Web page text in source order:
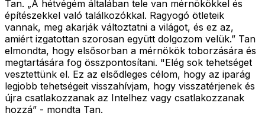
Tan. „A hétvégém általában tele van mérnökökkel és
építészekkel való találkozókkal. Ragyogó ötleteik
vannak, meg akarják változtatni a világot, és ez az,
amiért izgatottan szorosan együtt dolgozom velük.” Tan
elmondta, hogy elsősorban a mérnökök toborzására és
megtartására fog összpontosítani. "Elég sok tehetséget
vesztettünk el. Ez az elsődleges célom, hogy az iparág
legjobb tehetségeit visszahívjam, hogy visszatérjenek és
újra csatlakozzanak az Intelhez vagy csatlakozzanak
hozzá” - mondta Tan.